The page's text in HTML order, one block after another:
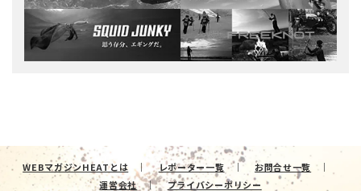
WEBマガジンHEATとは レポーター一覧
お問合せ一覧
運営会社
プライバシーポリシー